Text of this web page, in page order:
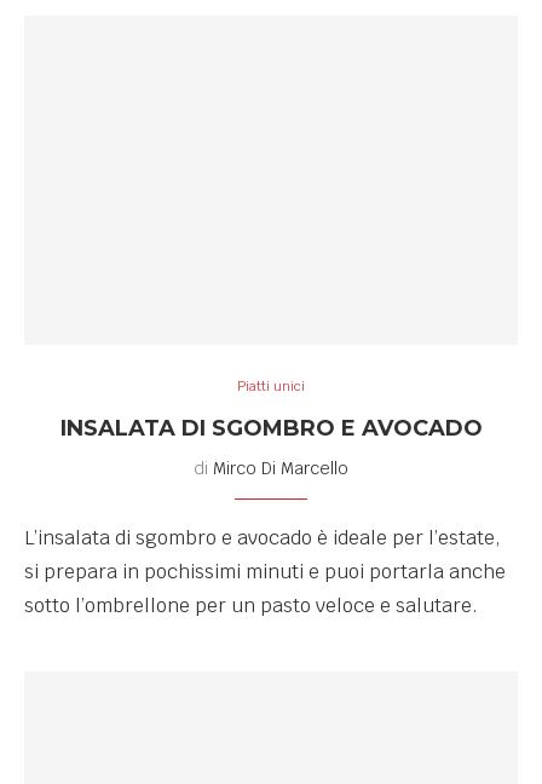
Piatti unici
INSALATA DI SGOMBRO E AVOCADO
di Mirco Di Marcello
L’insalata di sgombro e avocado è ideale per l’estate,
si prepara in pochissimi minuti e puoi portarla anche
sotto l’ombrellone per un pasto veloce e salutare.